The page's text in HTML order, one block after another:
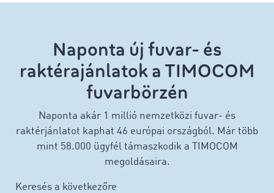
Naponta új fuvar- és
raktérajánlatok a TIMOCOM
fuvarbörzén
Naponta akár 1 millió nemzetközi fuvar- és
raktérjánlatot kaphat 46 európai országból. Már több
mint 58.000 ügyfél támaszkodik a TIMOCOM
megoldásaira.
Keresés a következőre